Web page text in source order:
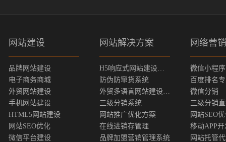
网站建设
品牌网站建设
电子商务商城
外贸网站建设
手机网站建设
HTML5网站建设
网站SEO优化
微信平台建设
网站解决方案
防伪防窜货系统
三级分销系统
网站推广优化方案
在线进销存管理
品牌加盟营销管理系统
网络营销
微信小程序
百度排名
微信分销
三级分销
网站SEO
移动APP开
网站托管